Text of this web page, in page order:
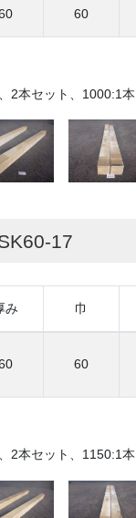
60
2本セット、1000:1
17
み 巾
60
2本セット、1150:1